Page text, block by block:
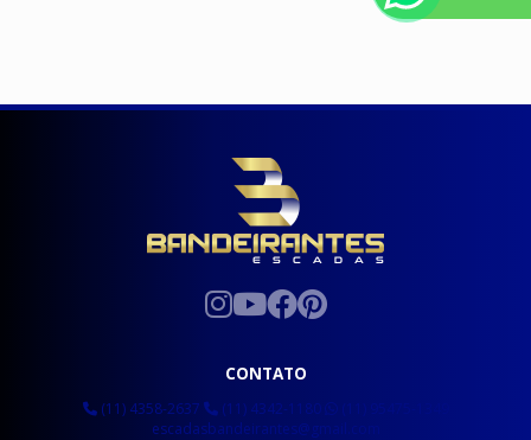
CONTATO
(11) 4358-2637 (11) 4342-1180
(11) 95475-1349
escadasbandeirantes@gmail.com